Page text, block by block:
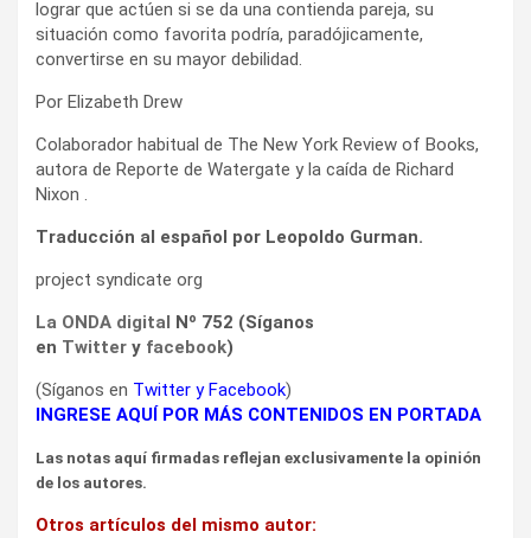
lograr que actúen si se da una contienda pareja, su
situación como favorita podría, paradójicamente,
convertirse en su mayor debilidad.
Por Elizabeth Drew
Colaborador habitual de The New York Review of Books,
autora de Reporte de Watergate y la caída de Richard
Nixon .
Traducción al español por Leopoldo Gurman.
project syndicate org
La ONDA digital Nº 752 (Síganos
en Twitter y facebook)
(Síganos en Twitter yFacebook)
INGRESE AQUÍ POR MÁS CONTENIDOS EN PORTADA
Las notas aquí firmadas reflejan exclusivamente la opinión
de los autores.
Otros artículos del mismo autor: